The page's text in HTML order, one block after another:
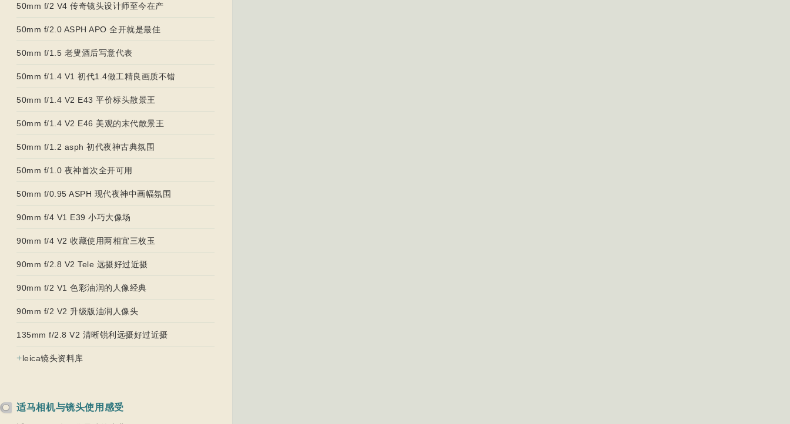
50mm f/2 V4 传奇镜头设计师至今在产
50mm f/2.0 ASPH APO 全开就是最佳
50mm f/1.5 老叟酒后写意代表
50mm f/1.4 V1 初代1.4做工精良画质不错
50mm f/1.4 V2 E43 平价标头散景王
50mm f/1.4 V2 E46 美观的末代散景王
50mm f/1.2 asph 初代夜神古典氛围
50mm f/1.0 夜神首次全开可用
50mm f/0.95 ASPH 现代夜神中画幅氛围
90mm f/4 V1 E39 小巧大像场
90mm f/4 V2 收藏使用两相宜三枚玉
90mm f/2.8 V2 Tele 远摄好过近摄
90mm f/2 V1 色彩油润的人像经典
90mm f/2 V2 升级版油润人像头
135mm f/2.8 V2 清晰锐利远摄好过近摄
+leica镜头资料库
适马相机与镜头使用感受